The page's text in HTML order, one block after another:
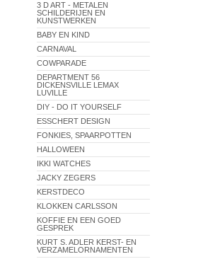
3 D ART - METALEN
SCHILDERIJEN EN
KUNSTWERKEN
BABY EN KIND
CARNAVAL
COWPARADE
DEPARTMENT 56
DICKENSVILLE LEMAX
LUVILLE
DIY - DO IT YOURSELF
ESSCHERT DESIGN
FONKIES, SPAARPOTTEN
HALLOWEEN
IKKI WATCHES
JACKY ZEGERS
KERSTDECO
KLOKKEN CARLSSON
KOFFIE EN EEN GOED
GESPREK
KURT S. ADLER KERST- EN
VERZAMELORNAMENTEN